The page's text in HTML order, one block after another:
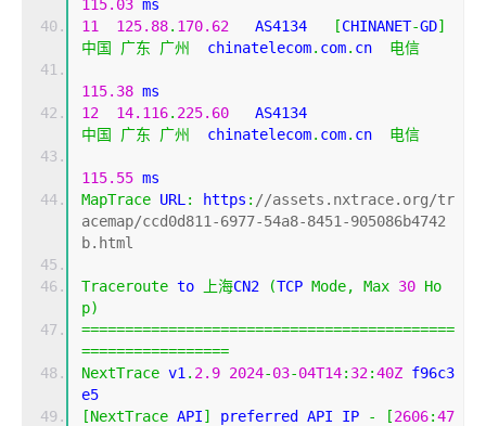
115.03 ms
11
125.88. 170.62
   AS4134
[CHINANET-GD]
中国
广东 广州
  chinatelecom
. com. cn 电信
115.38 ms
12
14.116. 225.60
中国
广东 广州
  chinatelecom
. com. cn 电信
115.55 ms
MapTrace URL : https : //assets.nxtrace.org/tr
acemap/ccd0d811-6977-54a8-8451-905086b4742
b.html
Traceroute to 上海CN2 (TCP Mode, Max 30 Ho
p)
===========================================
=================
NextTrace v1 . 2.9 2024-03-04T14: 32:40Z f96c3
e5
[NextTrace API] preferred API IP - [2606:47